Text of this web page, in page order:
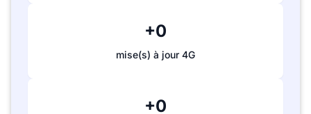
+0
mise(s) à jour 4G
+0